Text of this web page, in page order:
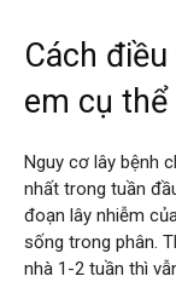
Cách
em cụ thể
Nguy cơ lây bệnh
nhất trong tuần
đoạn lây nhiễm
sống trong phân.
nhà 1-2 tuần thì